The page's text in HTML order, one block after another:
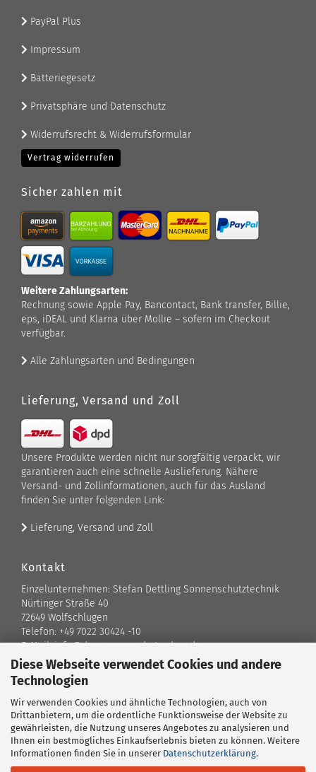
Diese Webseite verwendet Cookies und andere
Technologien
Wir verwenden Cookies und ähnliche Technologien, auch von
Drittanbietern, um die ordentliche Funktionsweise der Website zu
gewährleisten, die Nutzung unseres Angebotes zu analysieren und
Ihnen ein bestmögliches Einkaufserlebnis bieten zu können. Weitere
Informationen finden Sie in unserer Datenschutzerklärung.
PayPal Plus
Impressum
Batteriegesetz
Privatsphäre und Datenschutz
Widerrufsrecht & Widerrufsformular
Vertrag widerrufen
Sicher zahlen mit
Weitere Zahlungsarten:
Rechnung sowie Apple Pay, Bancontact, Bank transfer, Billie,
eps, iDEAL und Klarna über Mollie – sofern im Checkout
verfügbar.
Alle Zahlungsarten und Bedingungen
Lieferung, Versand und Zoll
Unsere Produkte werden nicht nur sorgfältig verpackt, wir
garantieren auch eine schnelle Auslieferung. Nähere
Versand- und Zollinformationen, auch für das Ausland
finden Sie unter folgenden Link:
Lieferung, Versand und Zoll
Kontakt
Einzelunternehmen: Stefan Dettling Sonnenschutztechnik
Nürtinger Straße 40
72649 Wolfschlugen
Telefon: +49 7022 30424 -10
E-Mail: info@der-sonnenschutz-shop.de
Kontaktformular
Standort
Ansprechpartner